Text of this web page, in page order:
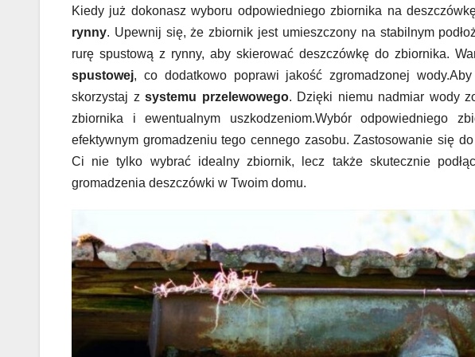
Kiedy już dokonasz wyboru odpowiedniego zbiornika na
rynny. Upewnij się, że zbiornik jest umieszczony na stabilnym
rurę spustową z rynny, aby skierować deszczówkę do zbiornika.
spustowej, co dodatkowo poprawi jakość zgromadzonej
skorzystaj zsystemu przelewowego. Dzięki niemu nadmiar wody
zbiornika i ewentualnym uszkodzeniom.Wybór odpowiedniego
efektywnym gromadzeniu tego cennego zasobu. Zastosowanie się
Ci nie tylko wybrać idealny zbiornik, lecz także skutecznie
gromadzenia deszczówki w Twoim domu.